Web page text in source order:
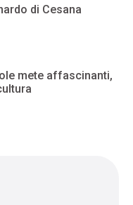
di Cesana
mete affascinanti,